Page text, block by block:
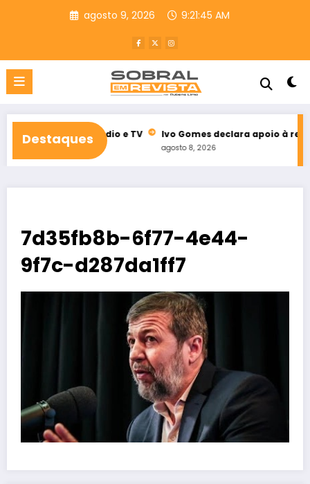
agosto 9, 2026 9:21:46 AM
Destaques
de rádio e TV Ivo Gomes declara apoio à reeleição de
agosto 8, 2026
7d35fb8b-6f77-4e44-
9f7c-d287da1ff7